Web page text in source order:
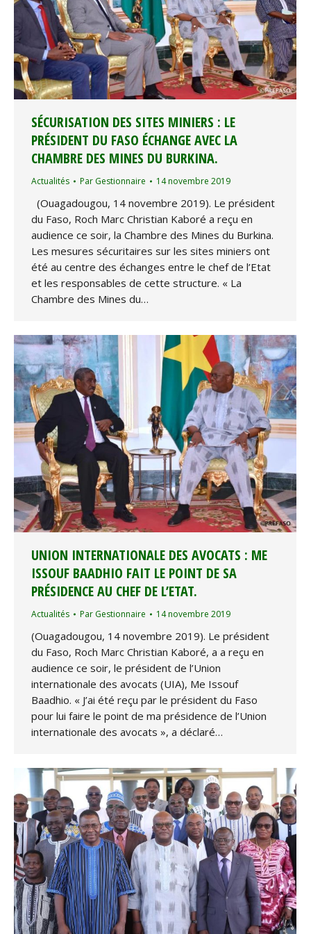
SÉCURISATION DES SITES MINIERS : LE
PRÉSIDENT DU FASO ÉCHANGE AVEC LA
CHAMBRE DES MINES DU BURKINA.
Actualités Par Gestionnaire 14 novembre 2019
(Ouagadougou, 14 novembre 2019). Le président
du Faso, Roch Marc Christian Kaboré a reçu en
audience ce soir, la Chambre des Mines du Burkina.
Les mesures sécuritaires sur les sites miniers ont
été au centre des échanges entre le chef de l’Etat
et les responsables de cette structure. « La
Chambre des Mines du…
UNION INTERNATIONALE DES AVOCATS : ME
ISSOUF BAADHIO FAIT LE POINT DE SA
PRÉSIDENCE AU CHEF DE L’ETAT.
Actualités Par Gestionnaire 14 novembre 2019
(Ouagadougou, 14 novembre 2019). Le président
du Faso, Roch Marc Christian Kaboré, a a reçu en
audience ce soir, le président de l’Union
internationale des avocats (UIA), Me Issouf
Baadhio. « J’ai été reçu par le président du Faso
pour lui faire le point de ma présidence de l’Union
internationale des avocats », a déclaré…